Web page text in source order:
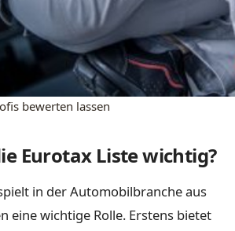
bewerten lassen
Eurotax Liste wichtig?
in der Automobilbranche aus
eine wichtige Rolle. Erstens bietet